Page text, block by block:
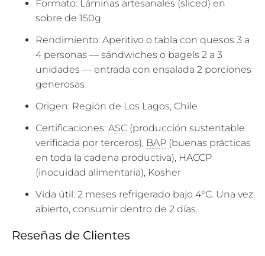
Formato: Láminas artesanales (sliced) en
sobre de 150g
Rendimiento: Aperitivo o tabla con quesos 3 a
4 personas — sándwiches o bagels 2 a 3
unidades — entrada con ensalada 2 porciones
generosas
Origen: Región de Los Lagos, Chile
Certificaciones: ASC (producción sustentable
verificada por terceros), BAP (buenas prácticas
en toda la cadena productiva), HACCP
(inocuidad alimentaria), Kosher
Vida útil: 2 meses refrigerado bajo 4°C. Una vez
abierto, consumir dentro de 2 días.
Reseñas de Clientes